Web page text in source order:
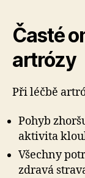
Časté
artrózy
Při léčbě
Pohyb
aktivita
Všechny
zdravá